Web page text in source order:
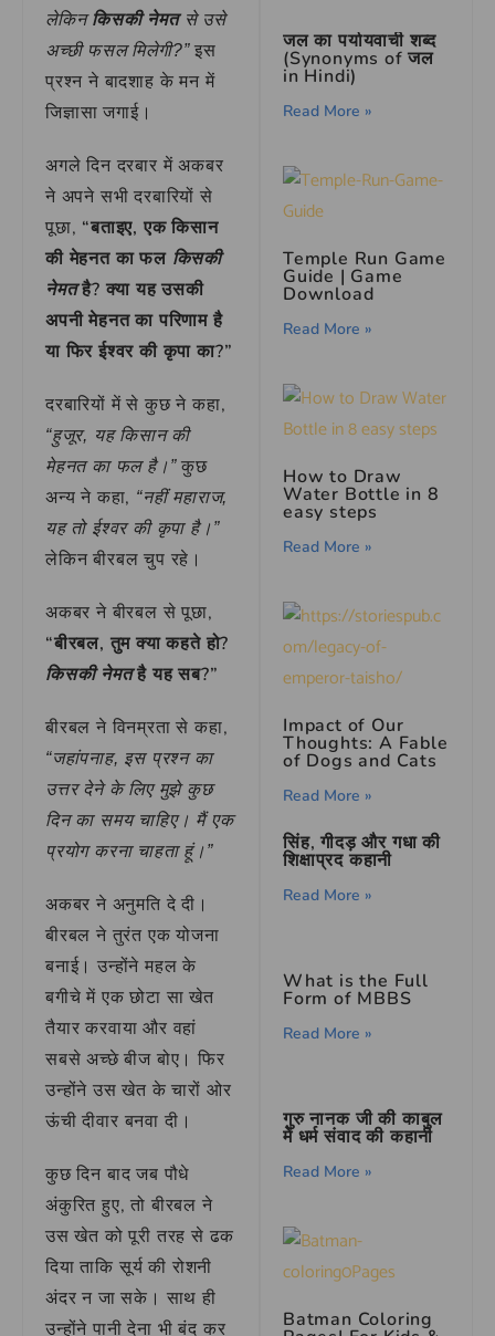
लेकिनकिसकी नेमतसे उसे
अच्छी फसल मिलेगी?”इस
प्रश्न ने बादशाह के मन में
जिज्ञासा जगाई।
अगले दिन दरबार में अकबर
ने अपने सभी दरबारियों से
पूछा, “बताइए, एक किसान
की मेहनत का फल किसकी
नेमतहै? क्या यह उसकी
अपनी मेहनत का परिणाम है
या फिर ईश्वर की कृपा का?”
दरबारियों में से कुछ ने कहा,
“हुजूर, यह किसान की
मेहनत का फल है।”कुछ
अन्य ने कहा, “नहीं महाराज,
यह तो ईश्वर की कृपा है।”
लेकिन बीरबल चुप रहे।
अकबर ने बीरबल से पूछा,
“बीरबल, तुम क्या कहते हो?
किसकी नेमतहै यह सब?”
बीरबल ने विनम्रता से कहा,
“जहांपनाह, इस प्रश्न का
उत्तर देने के लिए मुझे कुछ
दिन का समय चाहिए। मैं एक
प्रयोग करना चाहता हूं।”
अकबर ने अनुमति दे दी।
बीरबल ने तुरंत एक योजना
बनाई। उन्होंने महल के
बगीचे में एक छोटा सा खेत
तैयार करवाया और वहां
सबसे अच्छे बीज बोए। फिर
उन्होंने उस खेत के चारों ओर
ऊंची दीवार बनवा दी।
कुछ दिन बाद जब पौधे
अंकुरित हुए, तो बीरबल ने
उस खेत को पूरी तरह से ढक
दिया ताकि सूर्य की रोशनी
अंदर न जा सके। साथ ही
उन्होंने पानी देना भी बंद कर
जल का पर्यायवाची शब्द
(Synonyms of जल
in Hindi)
Read More »
Temple Run Game
Guide | Game
Download
Read More »
How to Draw
Water Bottle in 8
easy steps
Read More »
Impact of Our
Thoughts: A Fable
of Dogs and Cats
Read More »
सिंह, गीदड़ और गधा की
शिक्षाप्रद कहानी
Read More »
What is the Full
Form of MBBS
Read More »
गुरु नानक जी की काबुल
में धर्म संवाद की कहानी
Read More »
Batman Coloring